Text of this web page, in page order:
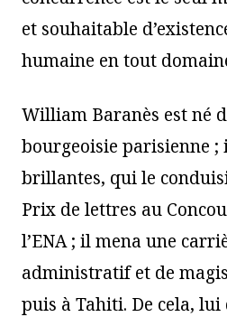
et souhaitable
humaine en tout
William Baranès est né
bourgeoisie parisienne ;
brillantes, qui le
Prix de lettres au
l’ENA ; il mena une
administratif et de
puis à Tahiti. De cela,